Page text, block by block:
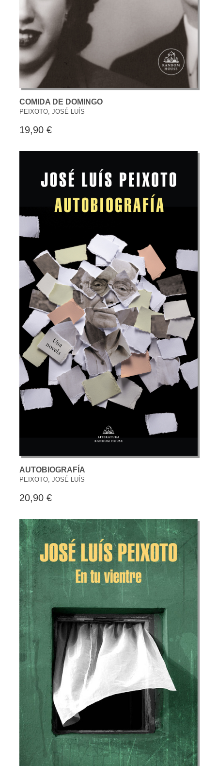
COMIDA DE DOMINGO
PEIXOTO, JOSÉ LUÍS
19,90 €
AUTOBIOGRAFÍA
PEIXOTO, JOSÉ LUÍS
20,90 €